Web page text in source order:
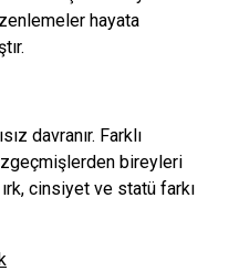
hayata
davranır. Farklı
bireyleri
cinsiyet ve statü farkı